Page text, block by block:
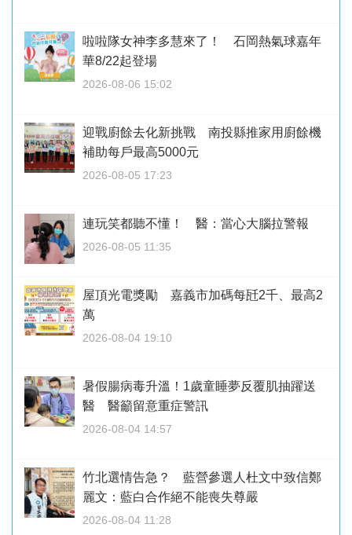
啦啦隊女神李多慧來了！ 石岡熱氣球嘉年
華8/22起登場
2026-08-06 15:02
迎戰廚餘去化新挑戰 南投縣推家用廚餘機
補助每戶最高5000元
2026-08-05 17:23
連玩笑都聽不懂！ 醫：當心大腦拉警報
2026-08-05 11:35
屋頂光電獎勵 嘉義市加碼每瓩2千、最高2
萬
2026-08-04 19:10
暑假腸病毒升溫！1歲童睡夢反覆肌抽躍送
醫 醫籲留意重症警訊
2026-08-04 14:57
竹北選情告急？ 藍營參選人杜文中致信鄭
麗文：藍白合作絕不能喪失尊嚴
2026-08-04 11:28